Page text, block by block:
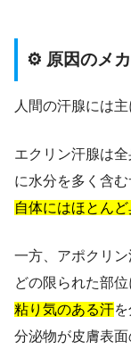
⚙️ 原因のメ
人間の汗腺には主
エクリン汗腺は
に水分を多く含
自体にはほとん
一方、アポクリ
どの限られた部位
粘り気のある汗
分泌物が皮膚表